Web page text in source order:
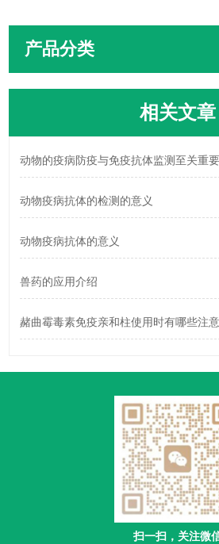
产品分类
相关文章
动物的疫病防疫与免疫抗体监测至关重要
动物疫病抗体的检测的意义
动物疫病抗体的意义
兽药的应用介绍
赭曲霉毒素免疫亲和柱使用时有哪些注
扫一扫，关注微